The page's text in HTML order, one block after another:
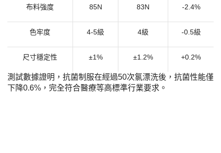
布料強度 85N 83N -2.4%
色牢度 4-5級 4級 -0.5級
尺寸穩定性 ±1% ±1.2% +0.2%
測試數據證明，抗菌制服在經過50次氯漂洗後，抗菌性能僅
下降0.6%，完全符合醫療等高標準行業要求。